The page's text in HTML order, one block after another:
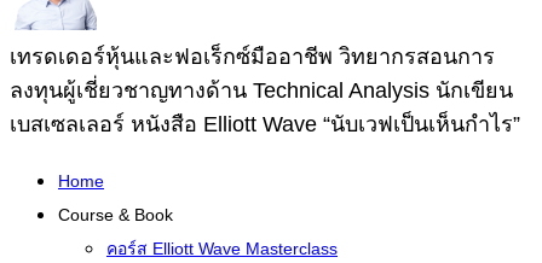
เทรดเดอร์หุ้นและฟอเร็กซ์มืออาชีพ วิทยากรสอนการ
ลงทุนผู้เชี่ยวชาญทางด้าน Technical Analysis นักเขียน
เบสเซลเลอร์ หนังสือ Elliott Wave “นับเวฟเป็นเห็นกำไร”
Home
Course & Book
คอร์ส Elliott Wave Masterclass